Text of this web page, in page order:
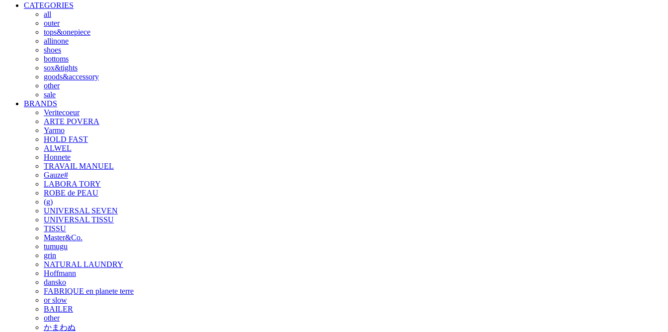
CATEGORIES
all
outer
tops&onepiece
allinone
shoes
bottoms
sox&tights
goods&accessory
other
sale
BRANDS
Veritecoeur
ARTE POVERA
Yarmo
HOLD FAST
ALWEL
Honnete
TRAVAIL MANUEL
Gauze#
LABORA TORY
ROBE de PEAU
(g)
UNIVERSAL SEVEN
UNIVERSAL TISSU
TISSU
Master&Co.
tumugu
grin
NATURAL LAUNDRY
Hoffmann
dansko
FABRIQUE en planete terre
or slow
BAILER
other
かまわぬ